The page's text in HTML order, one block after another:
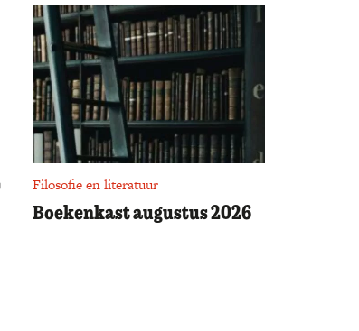
Voor ledenFilosofie en literatuur
Boekenkast augustus 2026